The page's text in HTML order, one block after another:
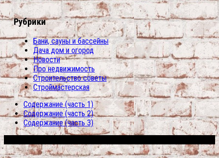
Рубрики
Бани, сауны и бассейны
Дача дом и огород
Новости
Про недвижимость
Строительство советы
Строймастерская
Содержание (часть 1)
Содержание (часть 2)
Содержание (часть 3)